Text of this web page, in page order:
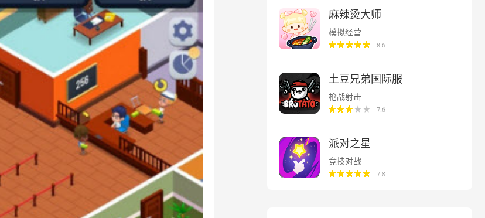
麻辣烫大师
模拟经营
8.6
土豆兄弟国际服
枪战射击
7.6
派对之星
竞技对战
7.8